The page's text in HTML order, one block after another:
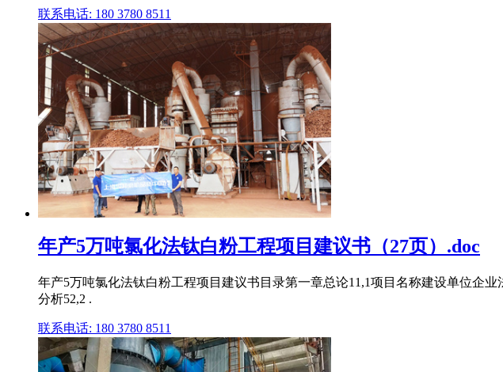
联系电话: 180 3780 8511
年产5万吨氯化法钛白粉工程项目建议书（27页）.doc
年产5万吨氯化法钛白粉工程项目建议书目录第一章总论11,1项目名称建设单位企
分析52,2 .
联系电话: 180 3780 8511